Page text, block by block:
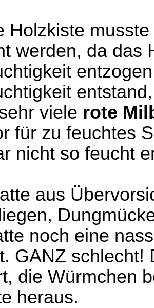
Holzkiste
werden, da das
viele rote
für zu feuchtes
nicht so feucht
aus
noch eine
GANZ schlecht!
die Würmchen
heraus.